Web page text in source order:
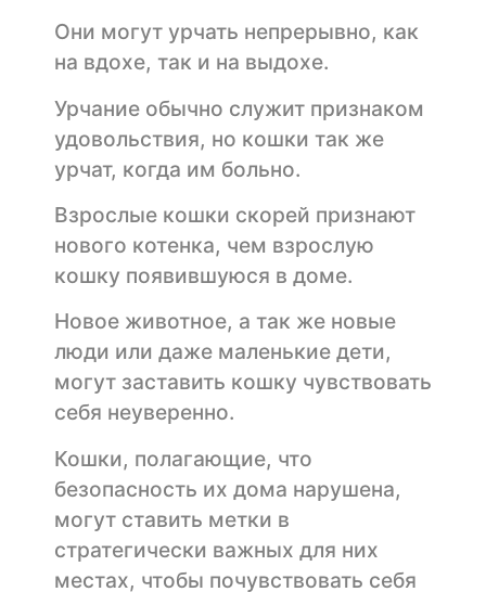
Они могут урчать непрерывно, как
на вдохе, так и на выдохе.
Урчание обычно служит признаком
удовольствия, но кошки так же
урчат, когда им больно.
Взрослые кошки скорей признают
нового котенка, чем взрослую
кошку появившуюся в доме.
Новое животное, а так же новые
люди или даже маленькие дети,
могут заставить кошку чувствовать
себя неуверенно.
Кошки, полагающие, что
безопасность их дома нарушена,
могут ставить метки в
стратегически важных для них
местах, чтобы почувствовать себя